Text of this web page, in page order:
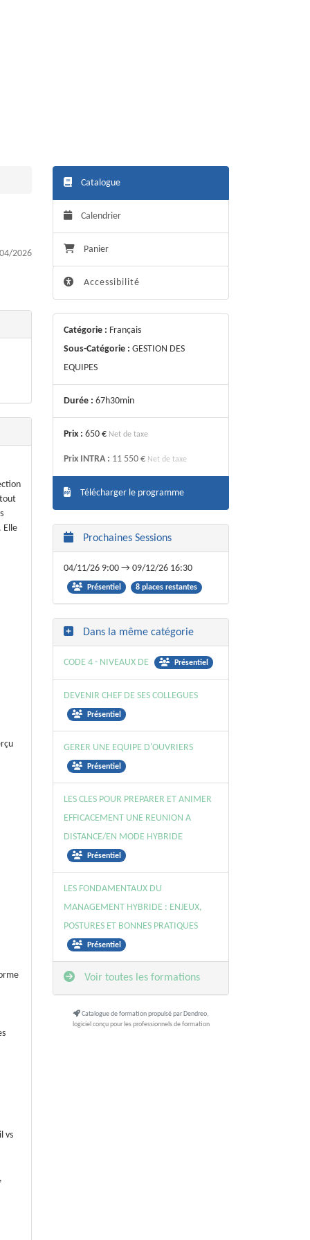
2026
Elle
vs
Catalogue
Calendrier
Panier
Accessibilité
Catégorie : Français
Sous-Catégorie : GESTION DES
EQUIPES
Durée : 67h30min
Prix : 650 € Net de taxe
Prix INTRA : 11 550 € Net de taxe
Télécharger le programme
Prochaines Sessions
04/11/26 9:00 → 09/12/26 16:30
Présentiel 8 places restantes
Dans la même catégorie
CODE 4 - NIVEAUX DE Présentiel
DEVENIR CHEF DE SES COLLEGUES
Présentiel
GERER UNE EQUIPE D'OUVRIERS
Présentiel
LES CLES POUR PREPARER ET ANIMER
EFFICACEMENT UNE REUNION A
DISTANCE/EN MODE HYBRIDE
Présentiel
LES FONDAMENTAUX DU
MANAGEMENT HYBRIDE : ENJEUX,
POSTURES ET BONNES PRATIQUES
Présentiel
Voir toutes les formations
Catalogue de formation propulsé par Dendreo,
logiciel conçu pour les professionnels de formation